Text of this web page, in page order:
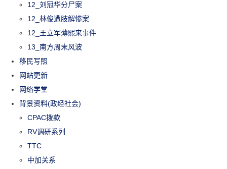
12_刘冠华分尸案
12_林俊遭肢解惨案
12_王立军薄熙来事件
13_南方周末风波
移民写照
网站更新
网络学堂
背景资料(政经社会)
CPAC拨款
RV调研系列
TTC
中加关系